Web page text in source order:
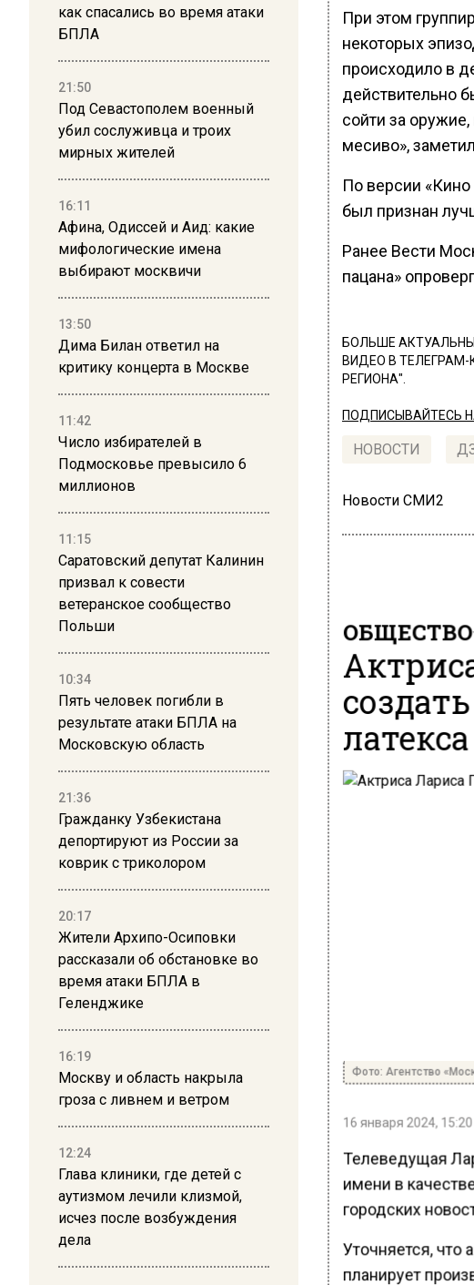
как спасались во время атаки
БПЛА
21:50
Под Севастополем военный
убил сослуживца и троих
мирных жителей
16:11
Афина, Одиссей и Аид: какие
мифологические имена
выбирают москвичи
13:50
Дима Билан ответил на
критику концерта в Москве
11:42
Число избирателей в
Подмосковье превысило 6
миллионов
11:15
Саратовский депутат Калинин
призвал к совести
ветеранское сообщество
Польши
10:34
Пять человек погибли в
результате атаки БПЛА на
Московскую область
21:36
Гражданку Узбекистана
депортируют из России за
коврик с триколором
20:17
Жители Архипо-Осиповки
рассказали об обстановке во
время атаки БПЛА в
Геленджике
16:19
Москву и область накрыла
гроза с ливнем и ветром
12:24
Глава клиники, где детей с
аутизмом лечили клизмой,
исчез после возбуждения
дела
При этом
некоторых
происходило в
действительно
сойти за
месиво»,
По версии «Кино
был признан
Ранее Вести
пацана»
БОЛЬШЕ
ВИДЕО В
РЕГИОНА".
ПОДПИСЫВАЙТЕСЬ
НОВОСТИ
Новости СМИ2
ОБЩЕСТВО
латекса
Фото: Агентство
16 января 2024, 15:20
Телеведущая
имени в
городских
Уточняется, что
планирует